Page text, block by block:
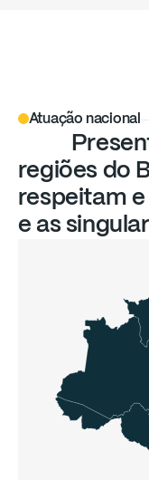
Atuação nacional
regiões do
respeitam e
e as